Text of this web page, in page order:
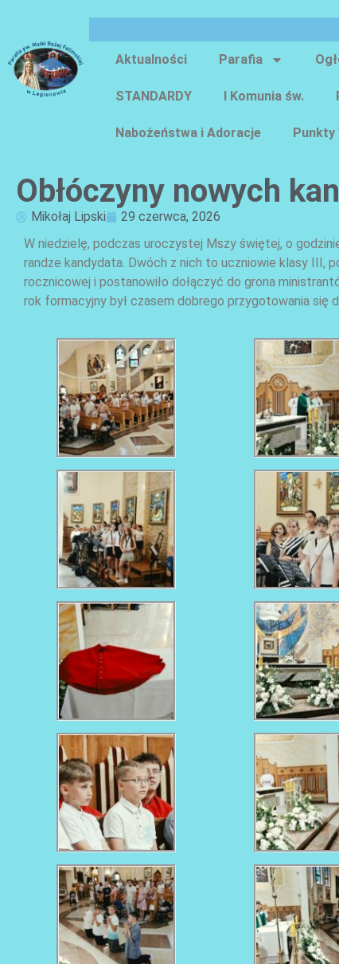
Aktualności
Parafia
STANDARDY I Komunia św.
Nabożeństwa i Adoracje Punkty
Obłóczyny nowych
Mikołaj Lipski
29 czerwca, 2026
W niedzielę, podczas uroczystej Mszy świętej, o
randze kandydata. Dwóch z nich to uczniowie klasy III,
rocznicowej i postanowiło dołączyć do grona
rok formacyjny był czasem dobrego przygotowania się